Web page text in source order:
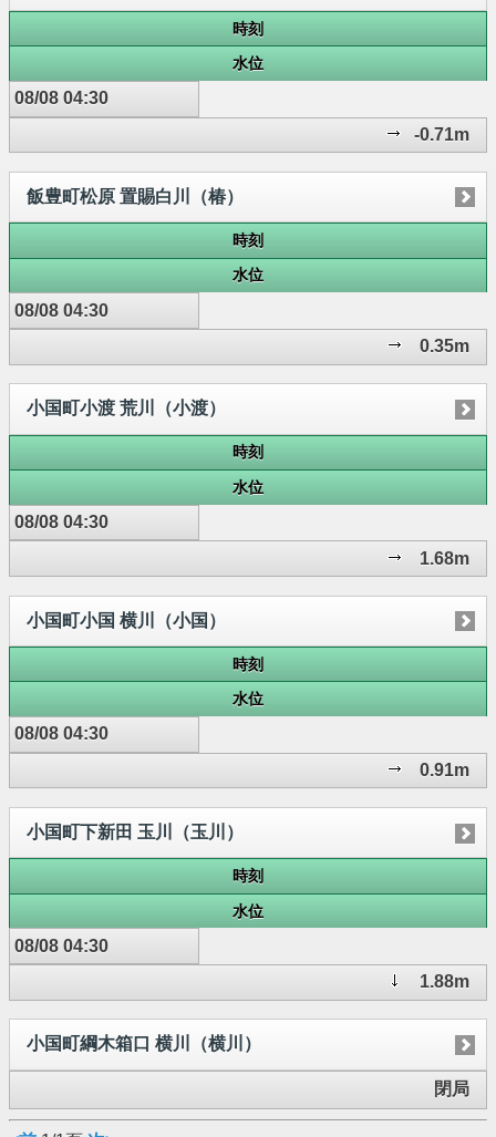
時刻
水位
08/08 04:30
-0.71m
飯豊町松原 置賜白川（椿）
時刻
水位
08/08 04:30
0.35m
小国町小渡 荒川（小渡）
時刻
水位
08/08 04:30
1.68m
小国町小国 横川（小国）
時刻
水位
08/08 04:30
0.91m
小国町下新田 玉川（玉川）
時刻
水位
08/08 04:30
1.88m
小国町綱木箱口 横川（横川）
閉局